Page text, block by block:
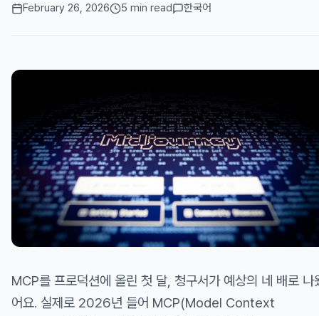
February 26, 2026 5 min read 한국어
MCP를 프로덕션에 올린 첫 달, 청구서가 예상의 네 배로 나
어요. 실제로 2026년 들어 MCP(Model Context